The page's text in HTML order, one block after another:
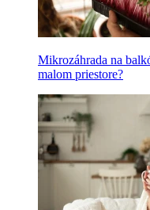
Mikrozáhrada na
malom priestore?